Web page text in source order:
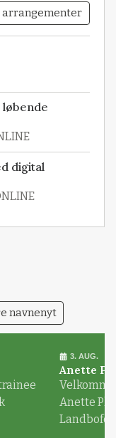
arrangementer
løbende
digital
navnenyt
3. AUG.
Anette
Anette